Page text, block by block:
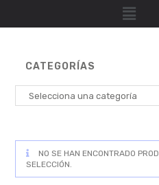
CATEGORÍAS
NO SE HAN ENCONTRADO
SELECCIÓN.